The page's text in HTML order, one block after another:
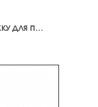
– КАРТОННАЯ ВСТАВКА В ОБЛОЖКУ ДЛЯ ПЛАСТИНОК